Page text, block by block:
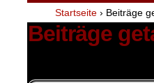
Startseite › Beiträge
Beiträge